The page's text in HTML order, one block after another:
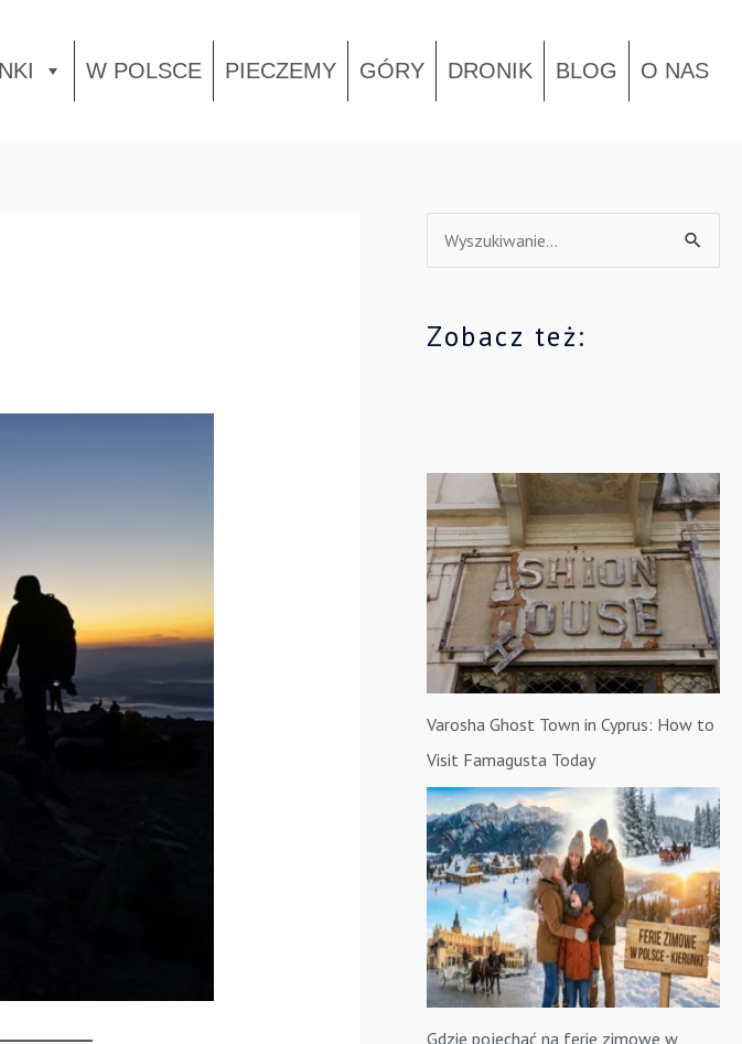
W POLSCE PIECZEMY GÓRY DRONIK BLOG O NAS
k
a
:
Zobacz też:
Varosha Ghost Town in Cyprus: How to
Visit Famagusta Today
Gdzie pojechać na ferie zimowe w